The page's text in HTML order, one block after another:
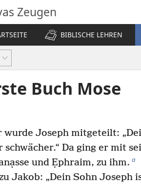
Zeugen
BIBLISCHE LEHREN
Buch Mose
wurde Joseph mitgeteilt:
Da ging er mit
und Ẹphraim, zu ihm. a
Jakob: „Dein Sohn Joseph